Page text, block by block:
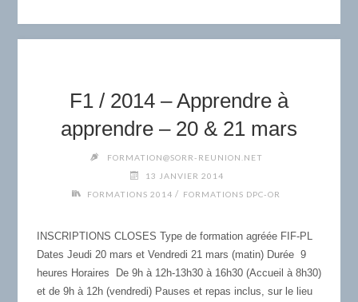
MATHÉMATIQUE"
F1 / 2014 – Apprendre à
apprendre – 20 & 21 mars
FORMATION@SORR-REUNION.NET
13 JANVIER 2014
FORMATIONS 2014 / FORMATIONS DPC-OR
INSCRIPTIONS CLOSES Type de formation agréée FIF-PL
Dates Jeudi 20 mars et Vendredi 21 mars (matin) Durée 9
heures Horaires De 9h à 12h-13h30 à 16h30 (Accueil à 8h30)
et de 9h à 12h (vendredi) Pauses et repas inclus, sur le lieu